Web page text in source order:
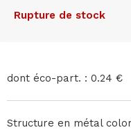
Rupture de stock
dont éco-part. : 0.24 €
Structure en métal